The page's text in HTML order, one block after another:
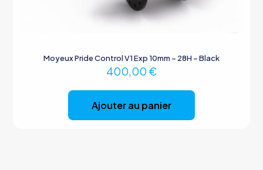
Moyeux Pride Control V1 Exp 10mm – 28H – Black
400,00 €
Ajouter au panier